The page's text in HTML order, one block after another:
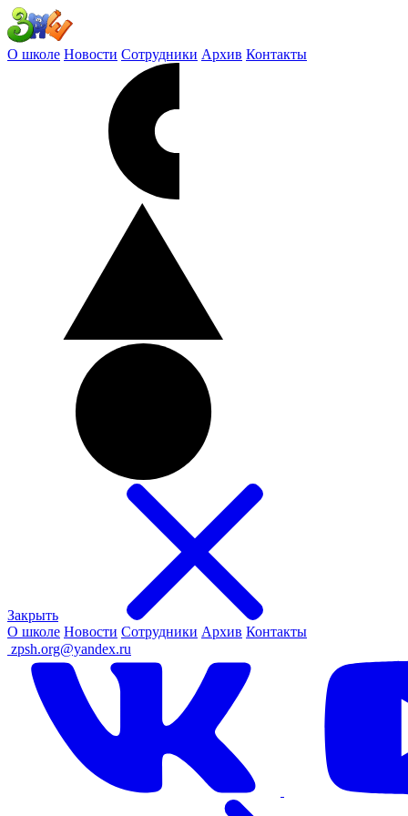
О школе Новости Сотрудники Архив Контакты
Закрыть
О школе Новости Сотрудники Архив Контакты
zpsh.org@yandex.ru